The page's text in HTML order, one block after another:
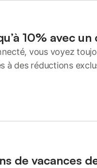
10% avec
vous voyez
à des réductions
de vacances